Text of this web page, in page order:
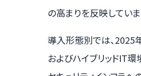
の高まりを反映していま
導入形態別では、2025
およびハイブリッドIT